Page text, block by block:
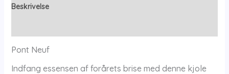
-
Pont
Neuf
Beskrivelse
Pont Neuf
Indfang essensen af forårets brise med denne kjole